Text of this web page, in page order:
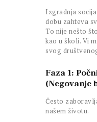
Izgradnja
dobu zahteva
To nije nešto
kao u školi. Vi
svog
Faza 1:
(Negovanje
Često
našem životu.